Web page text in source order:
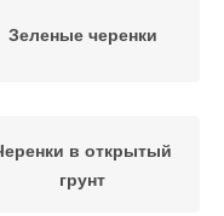
Зеленые черенки
в открытый
грунт